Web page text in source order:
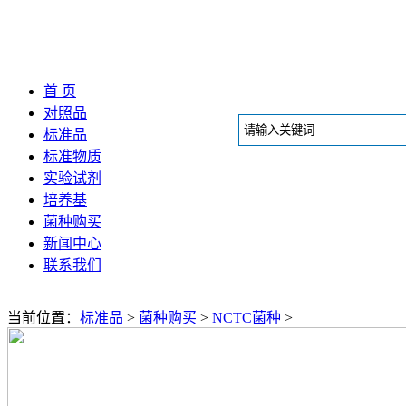
首 页
对照品
标准品
标准物质
实验试剂
培养基
菌种购买
新闻中心
联系我们
当前位置： 标准品 > 菌种购买 > NCTC菌种 >